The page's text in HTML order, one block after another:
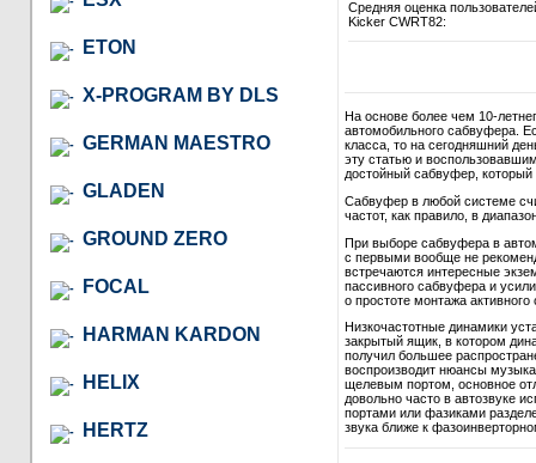
ETON
X-PROGRAM BY DLS
GERMAN MAESTRO
GLADEN
GROUND ZERO
FOCAL
HARMAN KARDON
HELIX
HERTZ
Средняя оценка
Kicker CWRT82:
На основе более чем 10-
автомобильного сабвуфера.
класса, то на сегодняшний
эту статью и
достойный сабвуфер, который
Сабвуфер в любой системе
частот, как правило, в
При выборе сабвуфера в
с первыми вообще не
встречаются интересные
пассивного сабвуфера и
о простоте монтажа
Низкочастотные динамики
закрытый ящик, в котором
получил большее
воспроизводит нюансы
щелевым портом, основное
довольно часто в автозвуке
портами или фазиками
звука ближе к